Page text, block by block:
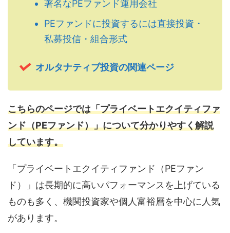
著名なPEファンド運用会社
PEファンドに投資するには直接投資・
私募投信・組合形式
オルタナティブ投資の関連ページ
こちらのページでは「プライベートエクイティファ
ンド（PEファンド）」について分かりやすく解説
しています。
「プライベートエクイティファンド（PEファン
ド）」は長期的に高いパフォーマンスを上げている
ものも多く、機関投資家や個人富裕層を中心に人気
があります。